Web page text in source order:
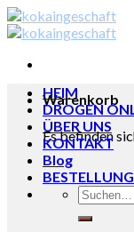
Skip
to
Warenkorb
Es befinden
HEIM
DROGEN
ÜBER UNS
KONTAKT
Blog